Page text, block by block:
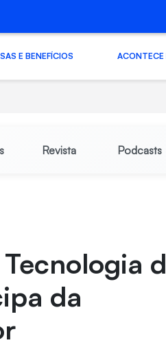
E BENEFÍCIOS ACONTECE
Revista Podcasts
da